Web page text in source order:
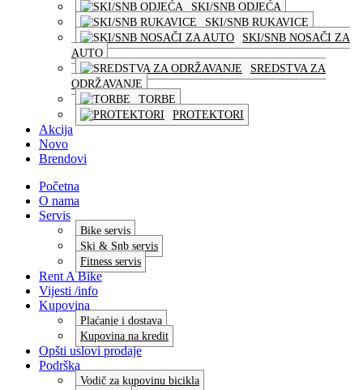
SKI/SNB ODJEĆA
SKI/SNB RUKAVICE
SKI/SNB NOSAČI ZA
AUTO
SREDSTVA ZA
ODRŽAVANJE
TORBE
PROTEKTORI
Akcija
Novo
Brendovi
Početna
O nama
Servis
Bike servis
Ski & Snb servis
Fitness servis
Rent A Bike
Vijesti /info
Kupovina
Plaćanje i dostava
Kupovina na kredit
Opšti uslovi prodaje
Podrška
Vodič za kupovinu bicikla